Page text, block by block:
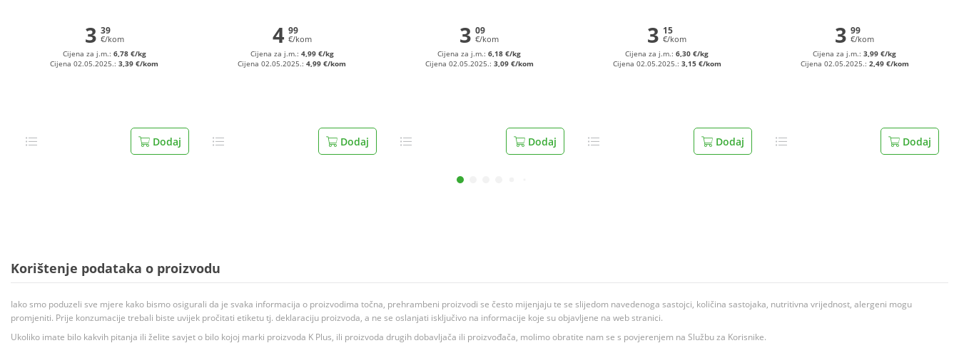
3 39
€/kom
Cijena za j.m.: 6,78 €/kg
Cijena 02.05.2025.:3,39 €/kom
Dodaj
4 99
€/kom
Cijena za j.m.: 4,99 €/kg
Cijena 02.05.2025.:4,99 €/kom
Dodaj
3 09
€/kom
Cijena za j.m.:6,18 €/kg
Cijena 02.05.2025.: 3,09 €/kom
Dodaj
3 15
€/kom
Cijena za j.m.:6,30 €/kg
Cijena 02.05.2025.: 3,15 €/kom
Dodaj
3 99
€/kom
Cijena za j.m.:3,99 €/kg
Cijena 02.05.2025.: 2,49 €/kom
Dodaj
Korištenje podataka o proizvodu
Iako smo poduzeli sve mjere kako bismo osigurali da je svaka informacija o proizvodima točna, prehrambeni proizvodi se često mijenjaju te se slijedom navedenoga sastojci, količina sastojaka, nutritivna vrijednost, alergeni mogu
promjeniti. Prije konzumacije trebali biste uvijek pročitati etiketu tj. deklaraciju proizvoda, a ne se oslanjati isključivo na informacije koje su objavljene na web stranici.
Ukoliko imate bilo kakvih pitanja ili želite savjet o bilo kojoj marki proizvoda K Plus, ili proizvoda drugih dobavljača ili proizvođača, molimo obratite nam se s povjerenjem na Službu za Korisnike.